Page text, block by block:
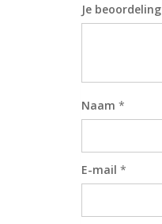
Je beoordeling
Naam *
E-mail *